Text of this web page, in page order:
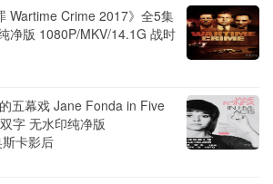
Wartime Crime 2017》全5集
净版 1080P/MKV/14.1G 战时
五幕戏 Jane Fonda in Five
字 无水印纯净版
卡影后